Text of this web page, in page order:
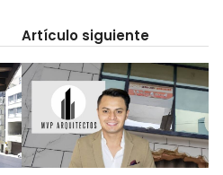
Artículo siguiente